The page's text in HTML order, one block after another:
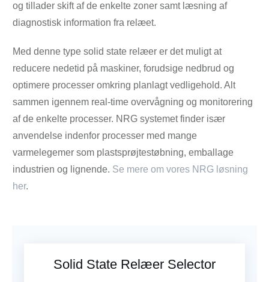
og tillader skift af de enkelte zoner samt læsning af
diagnostisk information fra relæet.
Med denne type solid state relæer er det muligt at
reducere nedetid på maskiner, forudsige nedbrud og
optimere processer omkring planlagt vedligehold. Alt
sammen igennem real-time overvågning og monitorering
af de enkelte processer. NRG systemet finder især
anvendelse indenfor processer med mange
varmelegemer som plastsprøjtestøbning, emballage
industrien og lignende. Se mere om vores NRG løsning
her.
Solid State Relæer Selector